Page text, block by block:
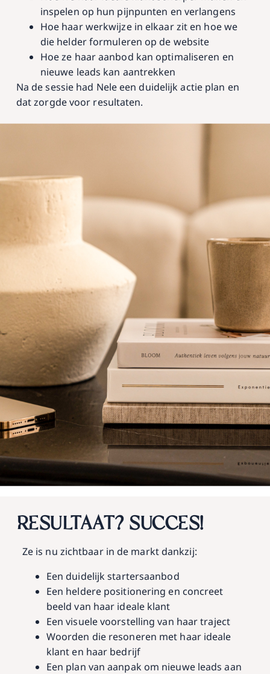
inspelen op hun pijnpunten en verlangens
Hoe haar werkwijze in elkaar zit en hoe we
die helder formuleren op de website
Hoe ze haar aanbod kan optimaliseren en
nieuwe leads kan aantrekken
Na de sessie had Nele een duidelijk actie plan en
dat zorgde voor resultaten.
RESULTAAT? SUCCES!
Ze is nu zichtbaar in de markt dankzij:
Een duidelijk startersaanbod
Een heldere positionering en concreet
beeld van haar ideale klant
Een visuele voorstelling van haar traject
Woorden die resoneren met haar ideale
klant en haar bedrijf
Een plan van aanpak om nieuwe leads aan